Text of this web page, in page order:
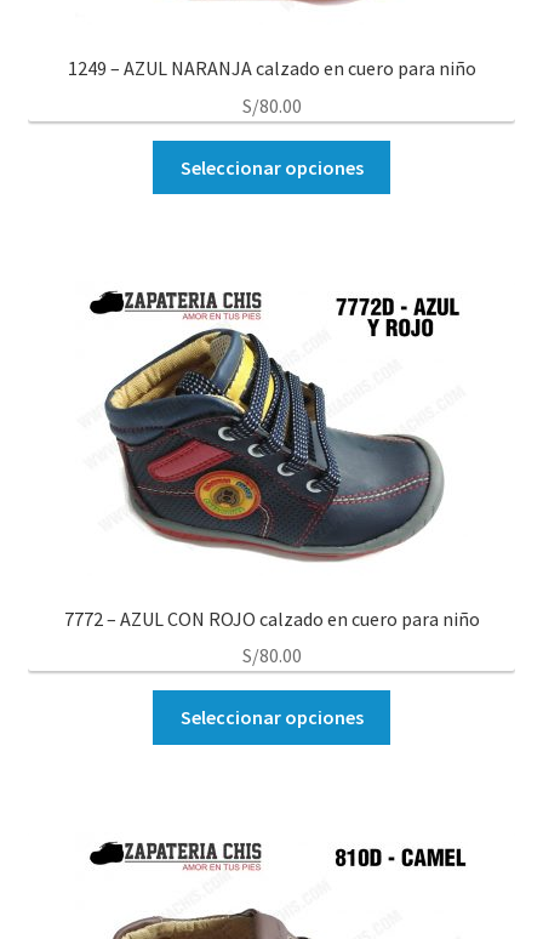
1249 – AZUL NARANJA calzado en cuero para niño
S/80.00
Seleccionar opciones
7772 – AZUL CON ROJO calzado en cuero para niño
S/80.00
Seleccionar opciones